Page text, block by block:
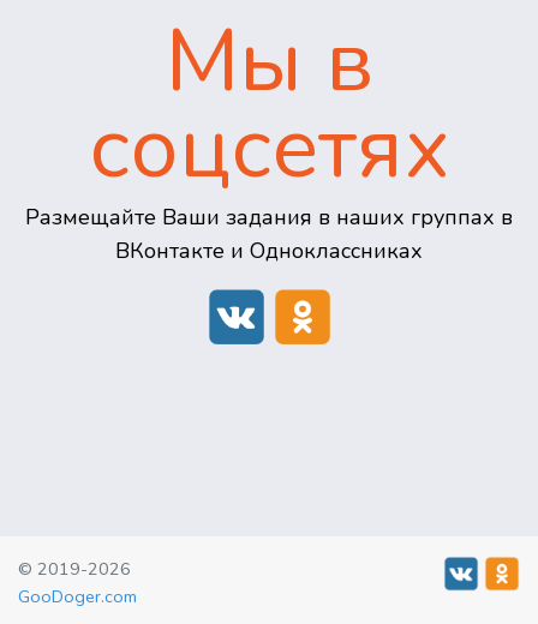
Мы в
соцсетях
Размещайте Ваши задания в наших группах в
ВКонтакте и Одноклассниках
© 2019-2026
GooDoger.com